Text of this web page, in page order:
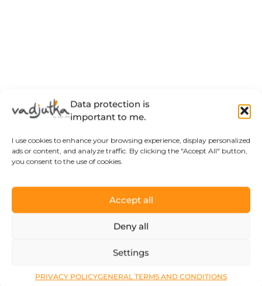
Data protection is
important to me.
I use cookies to enhance your browsing experience, display personalized
ads or content, and analyze traffic. By clicking the "Accept All" button,
you consent to the use of cookies.
Accept all
Deny all
Settings
PRIVACY POLICYGENERAL TERMS AND CONDITIONS